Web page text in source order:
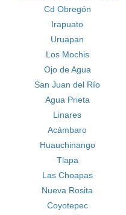
Cd Obregón
Irapuato
Uruapan
Los Mochis
Ojo de Agua
San Juan del Río
Agua Prieta
Linares
Acámbaro
Huauchinango
Tlapa
Las Choapas
Nueva Rosita
Coyotepec